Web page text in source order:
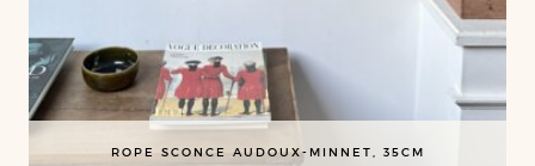
ROPE SCONCE AUDOUX-MINNET, 35CM